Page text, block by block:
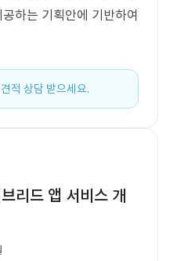
하는 기획안에 기반하여
적 상담 받으세요.
리드 앱 서비스 개